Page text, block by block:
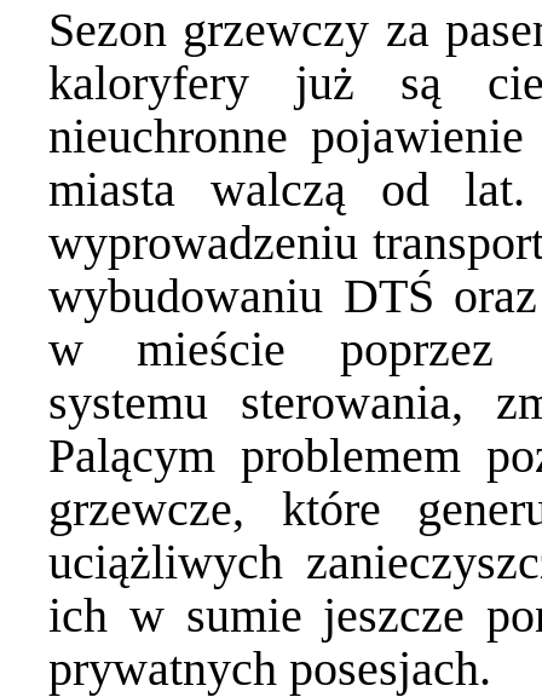
Sezon grzewczy za
kaloryfery już są
nieuchronne
miasta walczą od
wyprowadzeniu
wybudowaniu DTŚ
w mieście poprzez
systemu sterowania,
Palącym problemem
grzewcze, które
uciążliwych
ich w sumie jeszcze
prywatnych posesjach.